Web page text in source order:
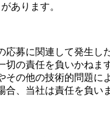
あります。
応募に関連して発生し
切の責任を負いかねます
その他の技術的問題に
合、当社は責任を負い